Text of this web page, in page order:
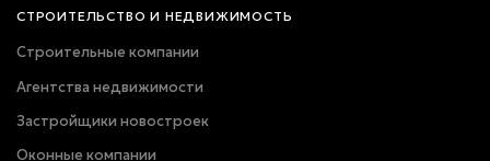
СТРОИТЕЛЬСТВО И НЕДВИЖИМОСТЬ
Строительные компании
Агентства недвижимости
Застройщики новостроек
Оконные компании